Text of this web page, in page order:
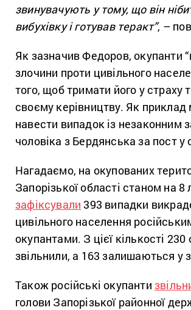
звинувачують у тому, що він
вибухівку і готував теракт”, –
Як зазначив Федоров, окупанти
злочини проти цивільного
того, щоб тримати його у страху
своєму керівництву. Як
навести випадок із незаконним
чоловіка з Бердянська за пост
Нагадаємо, на окупованих
Запорізької області станом на 8
зафіксували 393 випадки
цивільного населення
окупантами. З цієї кількості 230
звільнили, а 163 залишаються у
Також російські окупанти
голови Запорізької районної